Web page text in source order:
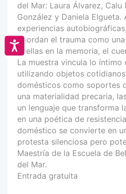
Accesibilidad
del Mar: Laura Álvarez, Calu
González y Daniela Elgueta.
experiencias
abordan el trauma como
huellas en la memoria, el
La muestra vincula lo
utilizando objetos
domésticos como soportes
una materialidad precaria,
un lenguaje que transforma
en una poética de
doméstico se convierte en
protesta silenciosa pero
Maestría de la Escuela de
del Mar.
Entrada gratuita